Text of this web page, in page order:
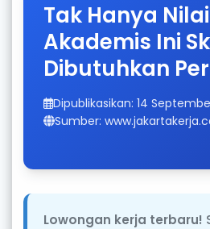
Tak Hanya Nilai
Akademis Ini
Dibutuhkan
Dipublikasikan: 14
Sumber:
Lowongan kerja terbaru!